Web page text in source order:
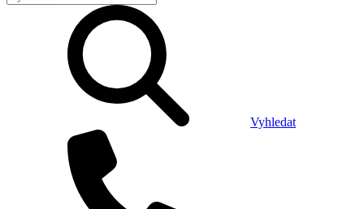
Vyhledat